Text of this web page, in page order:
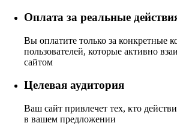
Оплата за реальные
Вы оплатите только за конкретные
пользователей, которые активно
сайтом
Целевая аудитория
Ваш сайт привлечет тех, кто
в вашем предложении